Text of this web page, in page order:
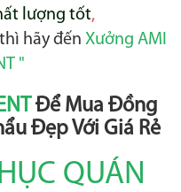
lượng tốt,
hãy đến Xưởng AMI
"
Để Mua Đồng
Đẹp Với Giá Rẻ
QUÁN